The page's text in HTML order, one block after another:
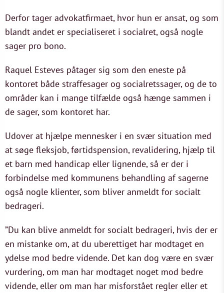
Derfor tager advokatfirmaet, hvor hun er ansat, og som
blandt andet er specialiseret i socialret, også nogle
sager pro bono.
Raquel Esteves påtager sig som den eneste på
kontoret både straffesager og socialretssager, og de to
områder kan i mange tilfælde også hænge sammen i
de sager, som kontoret har.
Udover at hjælpe mennesker i en svær situation med
at søge fleksjob, førtidspension, revalidering, hjælp til
et barn med handicap eller lignende, så er der i
forbindelse med kommunens behandling af sagerne
også nogle klienter, som bliver anmeldt for socialt
bedrageri.
”Du kan blive anmeldt for socialt bedrageri, hvis der er
en mistanke om, at du uberettiget har modtaget en
ydelse mod bedre vidende. Det kan dog være en svær
vurdering, om man har modtaget noget mod bedre
vidende, eller om man har misforstået regler eller et